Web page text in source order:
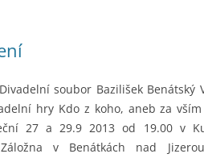
Divadelní soubor Bazilišek Benátský
hry Kdo z koho, aneb za
27 a 29.9 2013 od 19.00 v
v Benátkách nad